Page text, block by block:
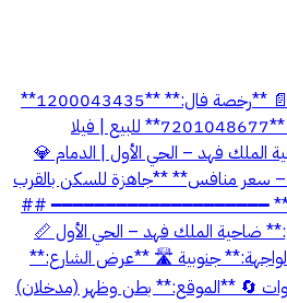
🏢 شركة سلطان ريال إستيت 📄 **رخصة فال:** **1200043435**
📢 **رقم الترخيص الإعلاني:** **7201048677** للبيع | فيلا
فهد – الحي الأول | الدمام 💎
سعر منافس** **جاهزة للسكن بالقرب
━━━━━━━━━━━━━━━━━━━━ ##
ضاحية الملك فهد – الحي الأول 📏
250 م² 🧭 **الواجهة:** جنوبية 🛣️ **عرض الشارع:**
🏠 **العمر:** 10 سنوات 🔄 **الموقع:** بطن وظهر (مدخلان)